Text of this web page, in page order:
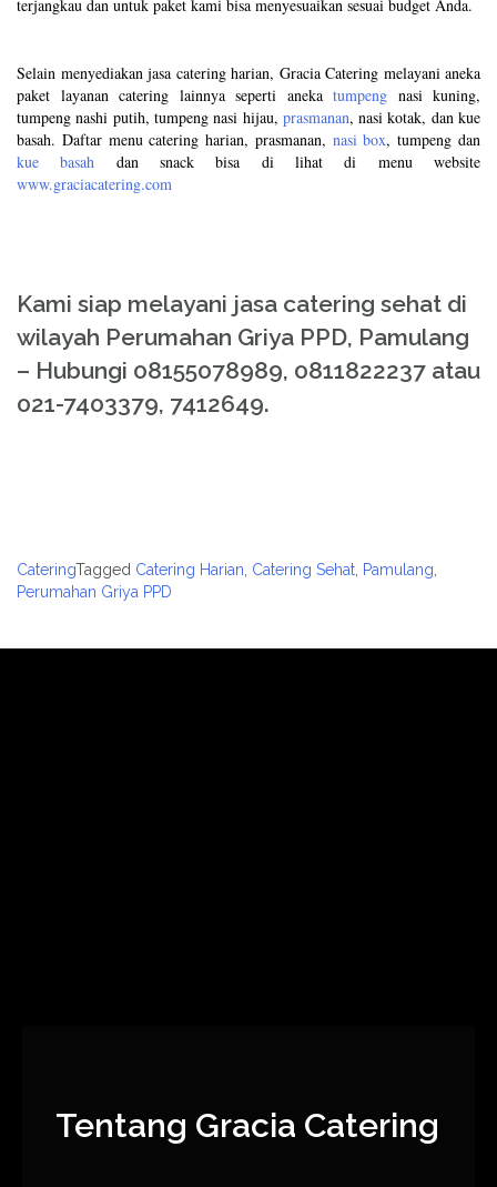
terjangkau dan untuk paket kami bisa menyesuaikan sesuai budget Anda.
Selain menyediakan jasa catering harian, Gracia Catering melayani aneka
paket layanan catering lainnya seperti aneka tumpeng nasi kuning,
tumpeng nashi putih, tumpeng nasi hijau, prasmanan, nasi kotak, dan kue
basah. Daftar menu catering harian, prasmanan, nasi box, tumpeng dan
kue basah dan snack bisa di lihat di menu website
www.graciacatering.com
Kami siap melayani jasa catering sehat di
wilayah Perumahan Griya PPD, Pamulang
– Hubungi 08155078989, 0811822237 atau
021-7403379, 7412649.
CateringTagged Catering Harian, Catering Sehat, Pamulang,
Perumahan Griya PPD
navigation
Tentang Gracia Catering